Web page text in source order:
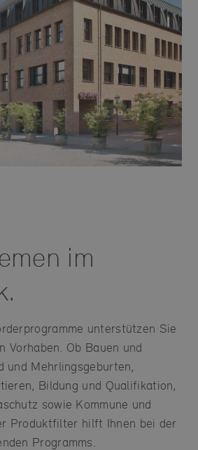
im
unterstützen Sie
Vorhaben. Ob Bauen und
und Mehrlingsgeburten,
Bildung und Qualifikation,
sowie Kommune und
Produktfilter hilft Ihnen bei der
Programms.